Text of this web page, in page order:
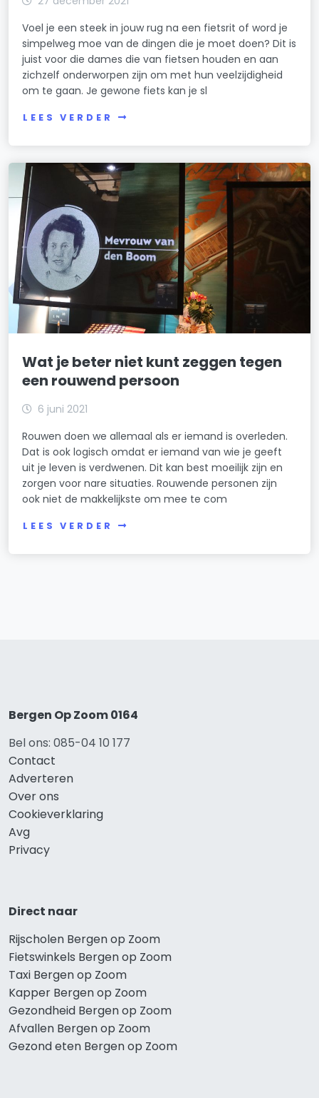
Voel je een steek in jouw rug na een fietsrit of word je
simpelweg moe van de dingen die je moet doen? Dit is
juist voor die dames die van fietsen houden en aan
zichzelf onderworpen zijn om met hun veelzijdigheid
om te gaan. Je gewone fiets kan je sl
LEES VERDER
Wat je beter niet kunt zeggen tegen
een rouwend persoon
6 juni 2021
Rouwen doen we allemaal als er iemand is overleden.
Dat is ook logisch omdat er iemand van wie je geeft
uit je leven is verdwenen. Dit kan best moeilijk zijn en
zorgen voor nare situaties. Rouwende personen zijn
ook niet de makkelijkste om mee te com
LEES VERDER
Bergen Op Zoom 0164
Bel ons: 085-04 10 177
Contact
Adverteren
Over ons
Cookieverklaring
Avg
Privacy
Direct naar
Rijscholen Bergen op Zoom
Fietswinkels Bergen op Zoom
Taxi Bergen op Zoom
Kapper Bergen op Zoom
Gezondheid Bergen op Zoom
Afvallen Bergen op Zoom
Gezond eten Bergen op Zoom